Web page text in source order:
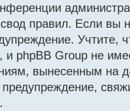
правил. Если вы
Учтите,
phpBB Group не
вынесенным на